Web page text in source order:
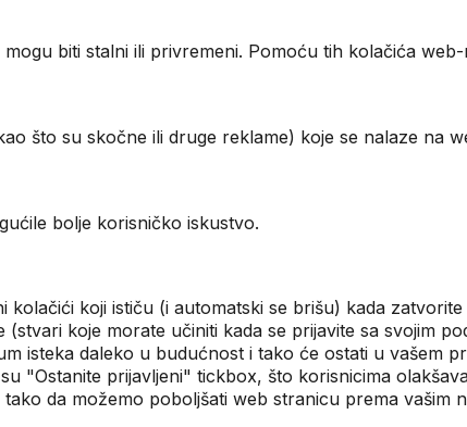
biti stalni ili privremeni. Pomoću tih kolačića
što su skočne ili druge reklame) koje se nalaze na
bolje korisničko iskustvo.
koji ističu (i automatski se brišu) kada
koje morate učiniti kada se prijavite sa svojim
isteka daleko u budućnost i tako će ostati u vašem
"Ostanite prijavljeni" tickbox, što korisnicima
da možemo poboljšati web stranicu prema vašim